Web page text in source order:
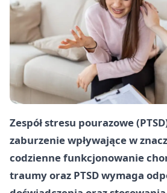
Zespół stresu pourazowe
zaburzenie wpływające w
codzienne funkcjonowanie
traumy oraz PTSD wymaga